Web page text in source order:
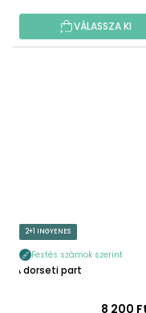
VÁLASSZA KI
2+1 INGYENES
Festés számok szerint
A dorseti part
8 200